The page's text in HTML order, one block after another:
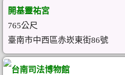
開基靈祐宮
765公尺
臺南市中西區赤崁東街86號
台南司法博物館